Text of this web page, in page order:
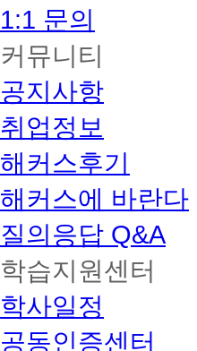
1:1 문의
커뮤니티
공지사항
취업정보
해커스후기
해커스에 바란다
질의응답 Q&A
학습지원센터
학사일정
공동인증센터